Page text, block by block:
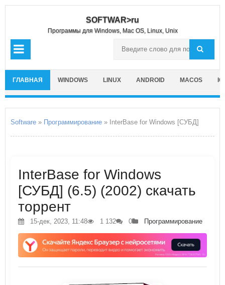
SOFTWAR>ru
Программы для Windows, Mac OS, Linux, Unix
ГЛАВНАЯ WINDOWS LINUX ANDROID MACOS
Software » Программирование » InterBase for Windows [СУБД]
InterBase for Windows
[СУБД] (6.5) (2002) скачать
торрент
15-дек, 2023, 11:48 1 132 0 Программирование